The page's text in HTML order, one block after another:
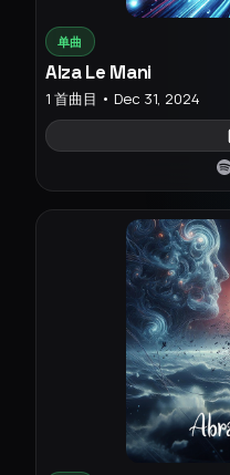
单曲
Alza Le Mani
1 首曲目 • Dec 31, 2024